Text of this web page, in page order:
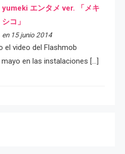
yumeki エンタメ ver. 「メキ
シコ」
en 15 junio 2014
el video del Flashmob
en las instalaciones […]